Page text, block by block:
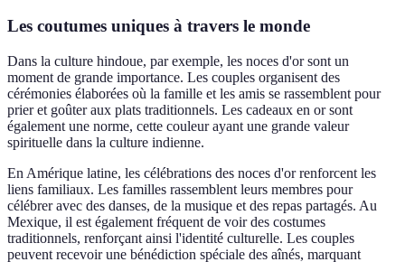
Les coutumes uniques à travers le monde
Dans la culture hindoue, par exemple, les noces d'or sont un
moment de grande importance. Les couples organisent des
cérémonies élaborées où la famille et les amis se rassemblent pour
prier et goûter aux plats traditionnels. Les cadeaux en or sont
également une norme, cette couleur ayant une grande valeur
spirituelle dans la culture indienne.
En Amérique latine, les célébrations des noces d'or renforcent les
liens familiaux. Les familles rassemblent leurs membres pour
célébrer avec des danses, de la musique et des repas partagés. Au
Mexique, il est également fréquent de voir des costumes
traditionnels, renforçant ainsi l'identité culturelle. Les couples
peuvent recevoir une bénédiction spéciale des aînés, marquant